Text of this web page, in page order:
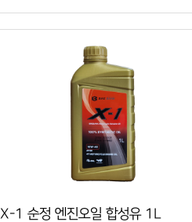
X-1 순정 엔진오일 합성유 1L